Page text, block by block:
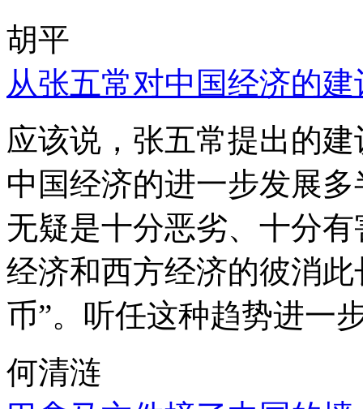
胡平
从张五常对中国经济的
应该说，张五常提出的
中国经济的进一步发展
无疑是十分恶劣、十分
经济和西方经济的彼消
币”。听任这种趋势进一
何清涟